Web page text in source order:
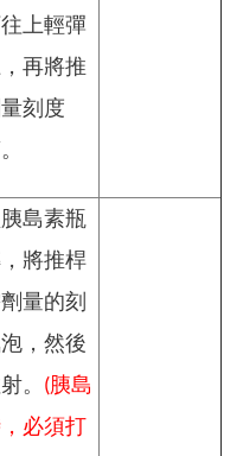
上輕彈
再將推
刻度
島素瓶
將推桿
量的刻
，然後
。 (胰島
必須打